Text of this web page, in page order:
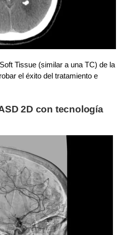
Tissue (similar a una TC) de la
el éxito del tratamiento e
2D con tecnología